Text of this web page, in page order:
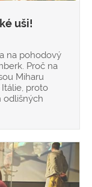
uši!
na pohodový
Proč na
Miharu
Itálie, proto
odlišných